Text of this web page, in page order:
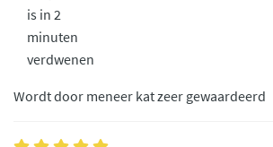
is in 2
minuten
verdwenen
Wordt door meneer kat zeer gewaardeerd